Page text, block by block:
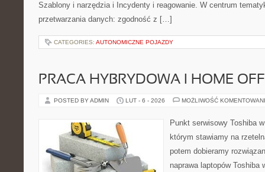
Szablony i narzędzia i Incydenty i reagowanie. W centrum
przetwarzania danych: zgodność z […]
CATEGORIES: AUTONOMICZNE POJAZDY
PRACA HYBRYDOWA I HOME
POSTED BY ADMIN LUT - 6 - 2026 MOŻLIWOŚĆ
Punkt serwisowy Toshiba
którym stawiamy na
potem dobieramy
naprawa laptopów Toshiba